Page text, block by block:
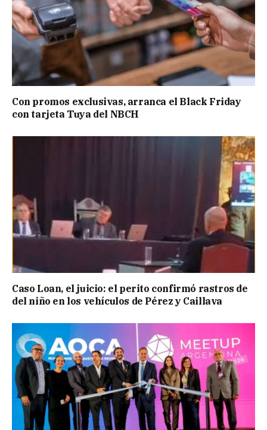
Con promos exclusivas, arranca el Black Friday
con tarjeta Tuya del NBCH
Caso Loan, el juicio: el perito confirmó rastros de
del niño en los vehículos de Pérez y Caillava